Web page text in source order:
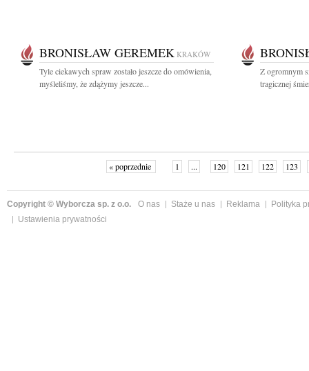
BRONISŁAW GEREMEK KRAKÓW
Tyle ciekawych spraw zostało jeszcze do omówienia,
myśleliśmy, że zdążymy jeszcze...
Z ogromnym
tragicznej
« poprzednie 1 ... 120 121 122 123
Copyright © Wyborcza sp. z o.o. O nas Staże u nas Reklama
Polityka
Ustawienia prywatności